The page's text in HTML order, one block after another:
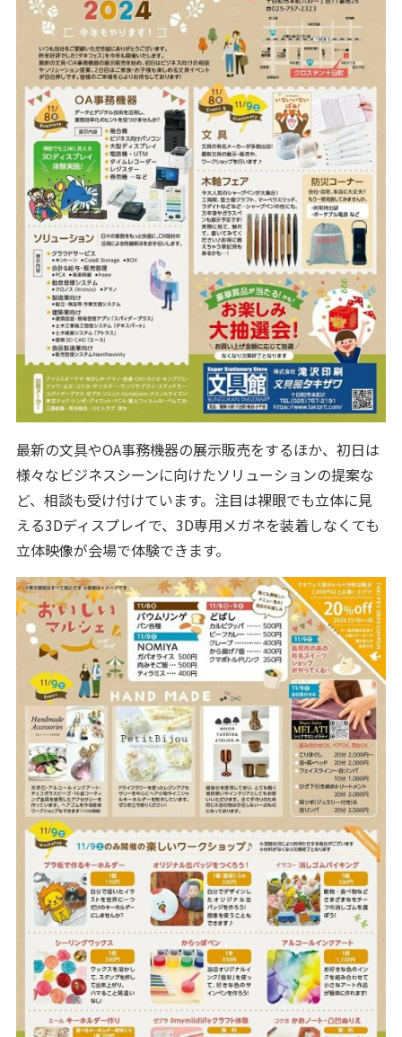
最新の文具やOA事務機器の展示販売をするほか、初日は
様々なビジネスシーンに向けたソリューションの提案な
ど、相談も受け付けています。注目は裸眼でも立体に見
える3Dディスプレイで、3D専用メガネを装着しなくても
立体映像が会場で体験できます。